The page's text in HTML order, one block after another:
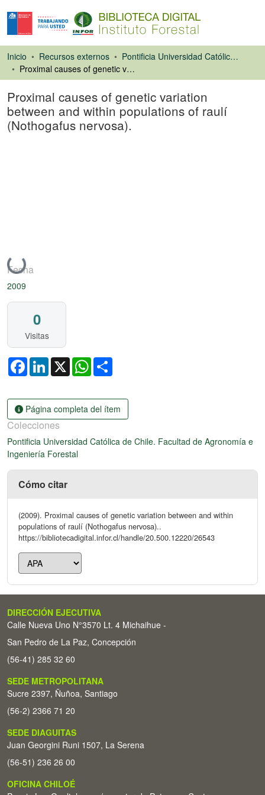
Inicio Recursos externos
Pontificia Universidad Católica de Chile. Facultad de Agronomía e Ingeniería Forestal
Proximal causes of genetic variation between and within populations of raulí (Nothogafus nervosa).
Proximal causes of genetic variation
between and within populations of raulí
(Nothogafus nervosa).
Cargando...
Fecha
2009
0
Visitas
FacebookLinkedIn
X WhatsApp
Página completa del ítem
Colecciones
Pontificia Universidad Católica de Chile. Facultad de Agronomía e
Ingeniería Forestal
Cómo citar
(2009). Proximal causes of genetic variation between and within
populations of raulí (Nothogafus nervosa)..
https://bibliotecadigital.infor.cl/handle/20.500.12220/26543
DIRECCIÓN EJECUTIVA
Calle Nueva Uno N°3570 Lt. 4 Michaihue -
San Pedro de La Paz, Concepción
(56-41) 285 32 60
SEDE METROPOLITANA
Sucre 2397, Ñuñoa, Santiago
(56-2) 2366 71 20
SEDE DIAGUITAS
Juan Georgini Runi 1507, La Serena
(56-51) 236 26 00
OFICINA CHILOÉ